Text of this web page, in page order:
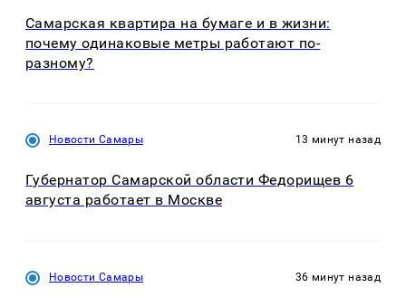
Самарская квартира на бумаге и в жизни:
почему одинаковые метры работают по-
разному?
Новости Самары 13 минут назад
Губернатор Самарской области Федорищев 6
августа работает в Москве
Новости Самары 36 минут назад